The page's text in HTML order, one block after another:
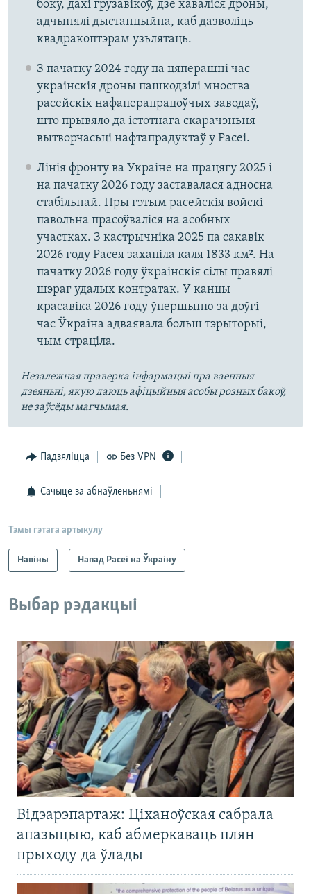
боку, дахі грузавікоў, дзе хаваліся дроны,
адчынялі дыстанцыйна, каб дазволіць
квадракоптэрам узьлятаць.
З пачатку 2024 году па цяперашні час
украінскія дроны пашкодзілі мноства
расейскіх нафаперапрацоўчых заводаў,
што прывяло да істотнага скарачэньня
вытворчасьці нафтапрадуктаў у Расеі.
Лінія фронту ва Украіне на працягу 2025 і
на пачатку 2026 году заставалася адносна
стабільнай. Пры гэтым расейскія войскі
павольна прасоўваліся на асобных
участках. З кастрычніка 2025 па сакавік
2026 году Расея захапіла каля 1833 км². На
пачатку 2026 году ўкраінскія сілы правялі
шэраг удалых контратак. У канцы
красавіка 2026 году ўпершыню за доўгі
час Ўкраіна адваявала больш тэрыторыі,
чым страціла.
Незалежная праверка інфармацыі пра ваенныя
дзеяньні, якую даюць афіцыйныя асобы розных бакоў,
не заўсёды магчымая.
Падзяліцца Без VPN
Сачыце за абнаўленьнямі
Тэмы гэтага артыкулу
Навіны Напад Расеі на Ўкраіну
Выбар рэдакцыі
Відэарэпартаж: Ціханоўская сабрала
апазыцыю, каб абмеркаваць плян
прыходу да ўлады